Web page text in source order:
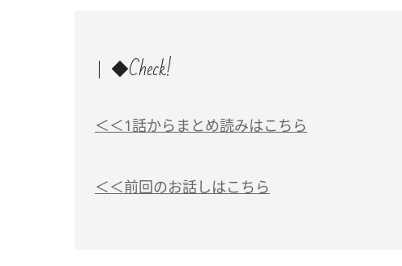
◆Check!
＜＜1話からまとめ読みはこちら
＜＜前回のお話しはこちら